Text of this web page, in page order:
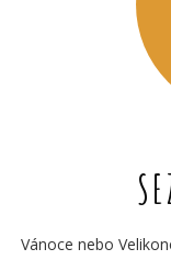
Vánoce nebo